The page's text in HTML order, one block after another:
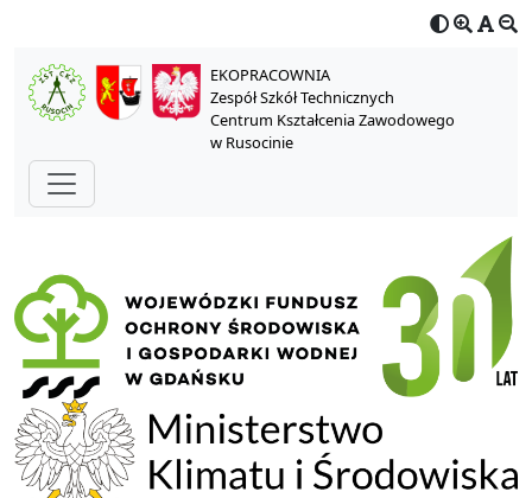
EKOPRACOWNIA
Zespół Szkół Technicznych
Centrum Kształcenia Zawodowego
w Rusocinie